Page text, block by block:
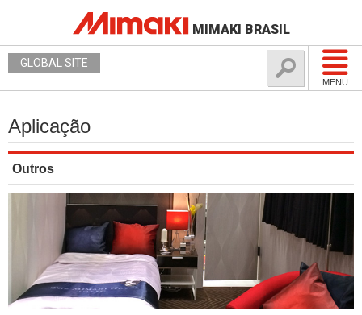
MIMAKI BRASIL
MENU
GLOBAL SITE
Aplicação
Outros